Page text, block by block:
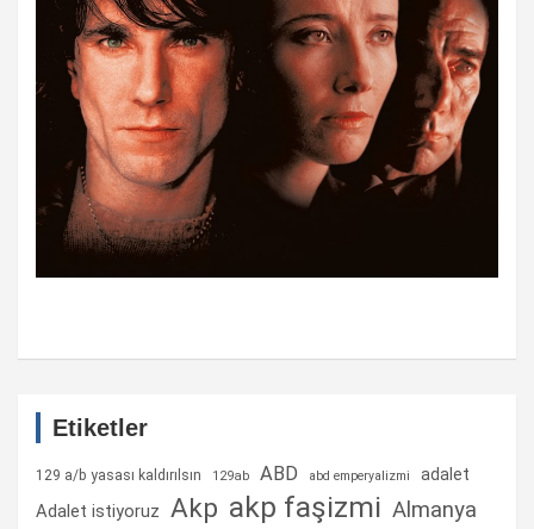
Etiketler
129 a/b yasası kaldırılsın 129ab ABD abd emperyalizmi adalet
Adalet istiyoruz Akp akp faşizmi Almanya